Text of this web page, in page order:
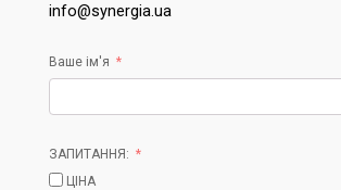
info@synergia.ua
Ваше ім'я
ЗАПИТАННЯ:
ЦІНА